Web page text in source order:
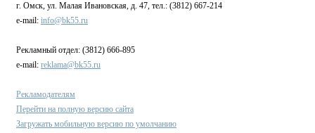
г. Омск, ул. Малая Ивановская, д. 47, тел.: (3812) 667-214
e-mail: info@bk55.ru
Рекламный отдел: (3812) 666-895
e-mail: reklama@bk55.ru
Рекламодателям
Перейти на полную версию сайта
Загружать мобильную версию по умолчанию